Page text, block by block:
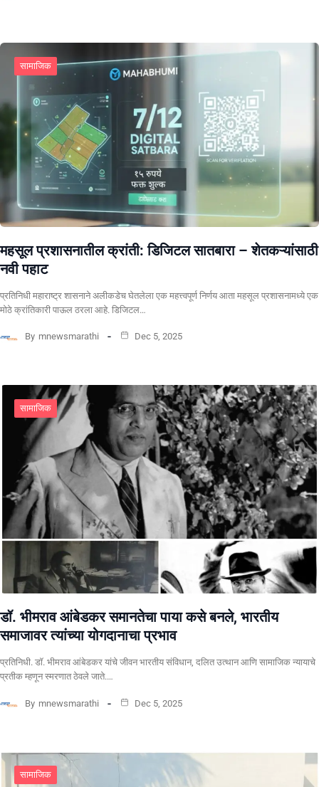
सामाजिक
महसूल प्रशासनातील क्रांती: डिजिटल सातबारा – शेतकऱ्यांसाठी
नवी पहाट
प्रतिनिधी ​महाराष्ट्र शासनाने अलीकडेच घेतलेला एक महत्त्वपूर्ण निर्णय आता महसूल प्रशासनामध्ये एक
मोठे क्रांतिकारी पाऊल ठरला आहे. डिजिटल…
By mnewsmarathi Dec 5, 2025
सामाजिक
डॉ. भीमराव आंबेडकर समानतेचा पाया कसे बनले, भारतीय
समाजावर त्यांच्या योगदानाचा प्रभाव
प्रतिनिधी. ​डॉ. भीमराव आंबेडकर यांचे जीवन भारतीय संविधान, दलित उत्थान आणि सामाजिक न्यायाचे
प्रतीक म्हणून स्मरणात ठेवले जाते.…
By mnewsmarathi Dec 5, 2025
सामाजिक